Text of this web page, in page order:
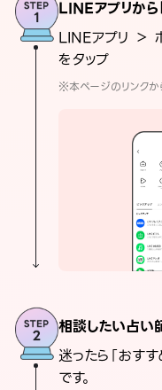
LINEアプリから
LINEアプリ ＞
をタップ
※本ページのリンク
相談したい占い
迷ったら「おす
です。